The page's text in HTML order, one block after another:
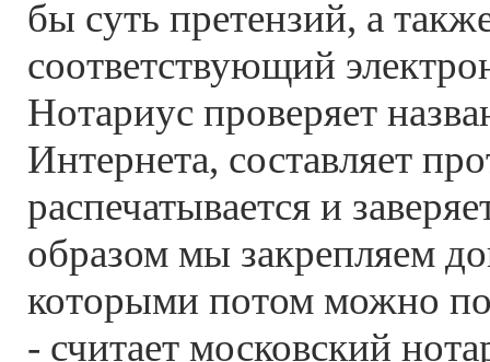
бы суть претензий, а
соответствующий
Нотариус проверяет
Интернета, составляет
распечатывается и
образом мы закрепляем
которыми потом можно
- считает московский